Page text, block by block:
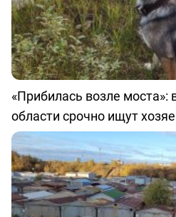
«Прибилась возле
области срочно ищут